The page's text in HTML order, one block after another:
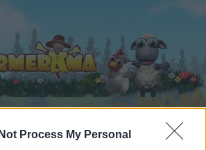
Process My Personal